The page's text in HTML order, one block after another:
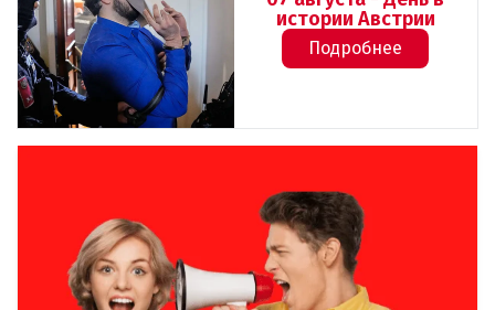
истории Австрии
Подробнее